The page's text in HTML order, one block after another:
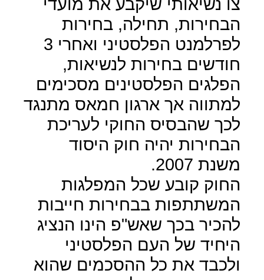
הבחירות, תחילה, בחירות
לפרלמנט הפלסטיני ואחרי 3
חודשים בחירות לנשיאות,
הפלגים הפלסטינים מסכימים
למתווה אך ארגון חמאס מתנגד
לכך שהבסיס החוקי לעריכת
הבחירות יהיה חוק היסוד
משנת 2007.
החוק קובע שכל המפלגות
המשתתפות בבחירות חייבות
להכיר בכך שאש"פ הינו הנציג
היחיד של העם הפלסטיני
ולכבד את כל ההסכמים שהוא